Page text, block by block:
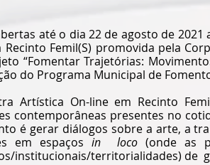
até o dia 22 de agosto de
Recinto Femil(S) promovida pela
“Fomentar Trajetórias:
do Programa Municipal de
Artística On-line em Recinto
contemporâneas presentes no
é gerar diálogos sobre a arte, a
em espaços in  loco (onde as
institucionais/territorialidades) de